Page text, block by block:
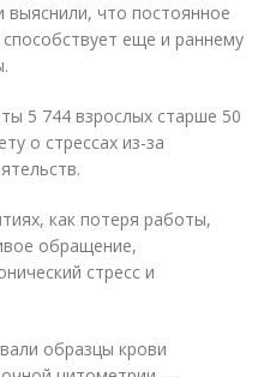
выяснили, что постоянное
еще и раннему
5 744 взрослых старше 50
о стрессах из-за
как потеря работы,
обращение,
стресс и
образцы крови